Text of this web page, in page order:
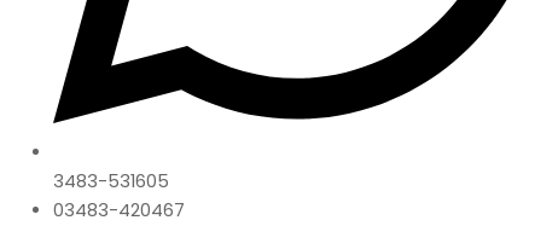
3483-531605
03483-420467